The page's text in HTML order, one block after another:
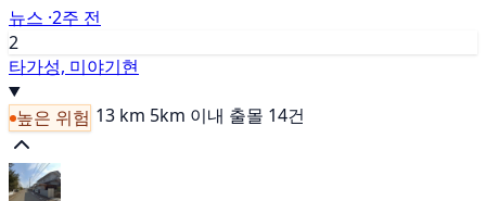
뉴스 ·2주 전
2
타가성, 미야기현
높은 위험 13 km 5km 이내 출몰 14건